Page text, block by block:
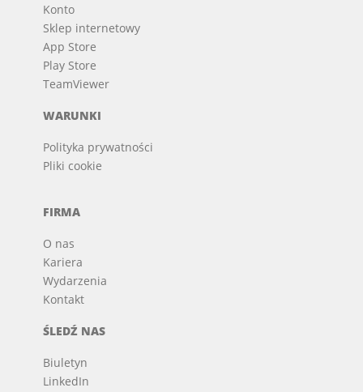
Konto
Sklep internetowy
App Store
Play Store
TeamViewer
WARUNKI
Polityka prywatności
Pliki cookie
FIRMA
O nas
Kariera
Wydarzenia
Kontakt
ŚLEDŹ NAS
Biuletyn
LinkedIn